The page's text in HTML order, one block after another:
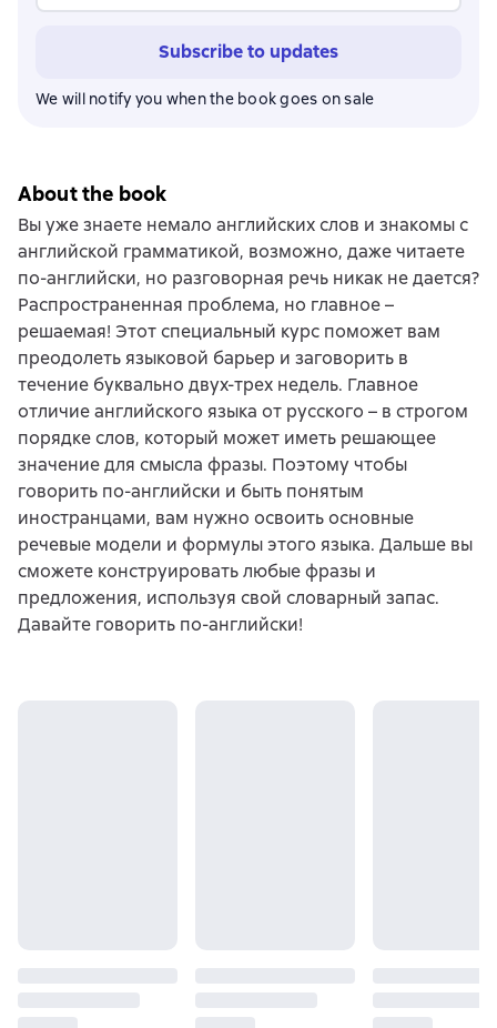
Subscribe to updates
We will notify you when the book goes on sale
About the book
Вы уже знаете немало английских слов и знакомы с
английской грамматикой, возможно, даже читаете
по-английски, но разговорная речь никак не дается?
Распространенная проблема, но главное –
решаемая! Этот специальный курс поможет вам
преодолеть языковой барьер и заговорить в
течение буквально двух-трех недель. Главное
отличие английского языка от русского – в строгом
порядке слов, который может иметь решающее
значение для смысла фразы. Поэтому чтобы
говорить по-английски и быть понятым
иностранцами, вам нужно освоить основные
речевые модели и формулы этого языка. Дальше вы
сможете конструировать любые фразы и
предложения, используя свой словарный запас.
Давайте говорить по-английски!